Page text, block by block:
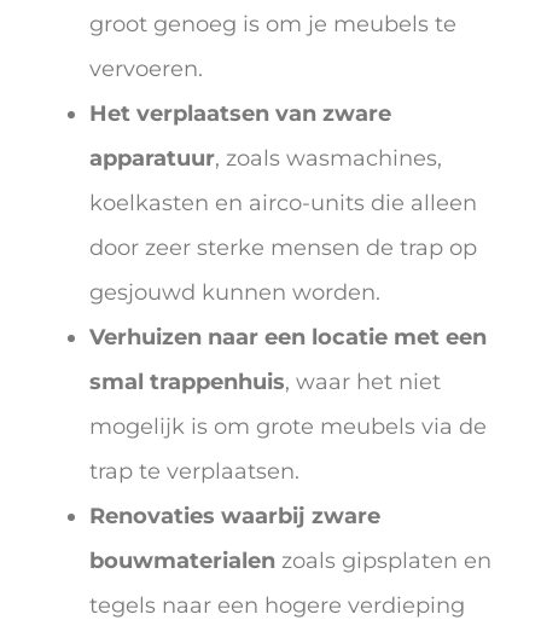
groot genoeg is om je meubels te
vervoeren.
Het verplaatsen van zware
apparatuur, zoals wasmachines,
koelkasten en airco-units die alleen
door zeer sterke mensen de trap op
gesjouwd kunnen worden.
Verhuizen naar een locatie met een
smal trappenhuis, waar het niet
mogelijk is om grote meubels via de
trap te verplaatsen.
Renovaties waarbij zware
bouwmaterialen zoals gipsplaten en
tegels naar een hogere verdieping